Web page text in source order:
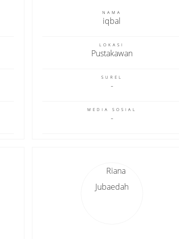
NAMA
iqbal
LOKASI
Pustakawan
SUREL
MEDIA SOSIAL